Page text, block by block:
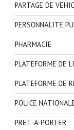
PARTAGE DE
PERSONNALITE
PHARMACIE
PLATEFORME DE
PLATEFORME DE
POLICE
PRET-A-PORTER